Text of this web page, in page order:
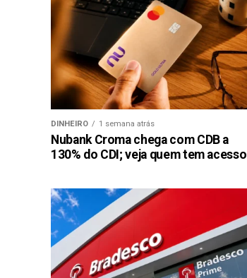
DINHEIRO 1 semana atrás
Nubank Croma chega com CDB a
130% do CDI; veja quem tem acesso